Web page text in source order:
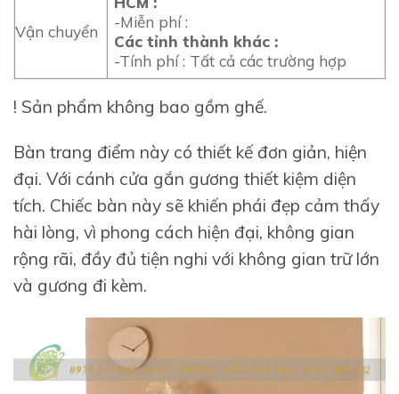
Vận chuyển
-Miễn phí :
Các tỉnh thành khác :
-Tính phí : Tất cả các trường hợp
! Sản phẩm không bao gồm ghế.
Bàn trang điểm này có thiết kế đơn giản, hiện
đại. Với cánh cửa gắn gương thiết kiệm diện
tích. Chiếc bàn này sẽ khiến phái đẹp cảm thấy
hài lòng, vì phong cách hiện đại, không gian
rộng rãi, đầy đủ tiện nghi với không gian trữ lớn
và gương đi kèm.